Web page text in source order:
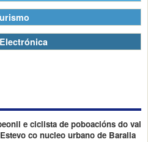
e ciclista de poboacións do val
co nucleo urbano de Baralla